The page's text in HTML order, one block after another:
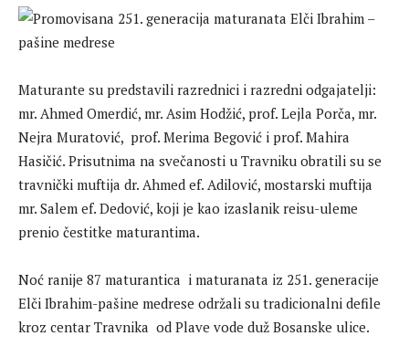
Maturante su predstavili razrednici i razredni odgajatelji:
mr. Ahmed Omerdić, mr. Asim Hodžić, prof. Lejla Porča, mr.
Nejra Muratović, prof. Merima Begović i prof. Mahira
Hasičić. Prisutnima na svečanosti u Travniku obratili su se
travnički muftija dr. Ahmed ef. Adilović, mostarski muftija
mr. Salem ef. Dedović, koji je kao izaslanik reisu-uleme
prenio čestitke maturantima.
Noć ranije 87 maturantica i maturanata iz 251. generacije
Elči Ibrahim-pašine medrese održali su tradicionalni defile
kroz centar Travnika od Plave vode duž Bosanske ulice.